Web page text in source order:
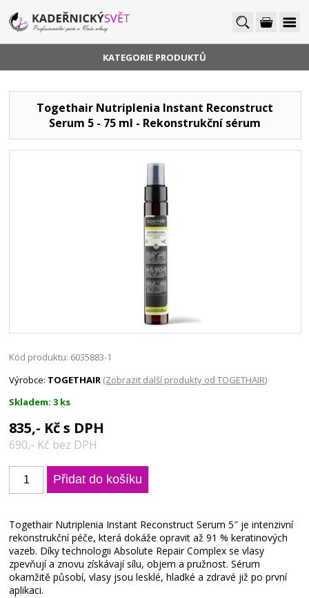
KATEGORIE PRODUKTŮ
Togethair Nutriplenia Instant Reconstruct
Serum 5 - 75 ml - Rekonstrukční sérum
Kód produktu: 6035883-1
Výrobce: TOGETHAIR (Zobrazit další produkty od TOGETHAIR)
Skladem: 3 ks
835,- Kč s DPH
690,- Kč bez DPH
Togethair Nutriplenia Instant Reconstruct Serum 5″ je intenzivní
rekonstrukční péče, která dokáže opravit až 91 % keratinových
vazeb. Díky technologii Absolute Repair Complex se vlasy
zpevňují a znovu získávají sílu, objem a pružnost. Sérum
okamžitě působí, vlasy jsou lesklé, hladké a zdravé již po první
aplikaci.